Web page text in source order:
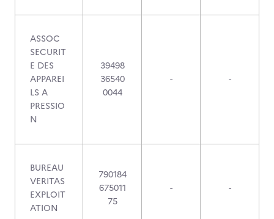
ASSOC
SECURIT
E DES
APPAREI
LS A
PRESSIO
N
39498
36540
0044
- -
BUREAU
VERITAS
EXPLOIT
ATION
790184
675011
75
- -